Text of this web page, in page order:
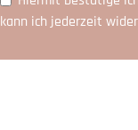
kann ich jederzeit